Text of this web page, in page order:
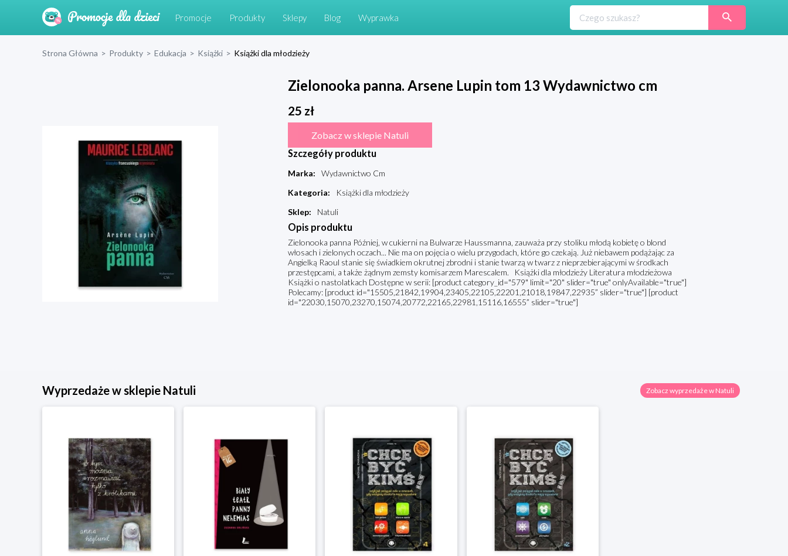
Promocje Produkty Sklepy Blog Wyprawka
Strona Główna > Produkty > Edukacja > Książki > Książki dla młodzieży
Zielonooka panna. Arsene Lupin tom 13 Wydawnictwo cm
25 zł
Zobacz w sklepie Natuli
Szczegóły produktu
Marka:
Wydawnictwo Cm
Kategoria:
Książki dla młodzieży
Sklep: Natuli
Opis produktu
Zielonooka panna Później, w cukierni na Bulwarze Haussmanna, zauważa przy stoliku młodą kobietę o blond
włosach i zielonych oczach... Nie ma on pojęcia o wielu przygodach, które go czekają. Już niebawem podążając za
Angielką Raoul stanie się świadkiem okrutnej zbrodni i stanie twarzą w twarz z nieprzebierającymi w środkach
przestępcami, a także żądnym zemsty komisarzem Marescalem. Książki dla młodzieży Literatura młodzieżowa
Książki o nastolatkach Dostępne w serii: [product category_id="579" limit="20" slider="true" onlyAvailable="true"]
Polecamy: [product id="15505,21842,19904,23405,22105,22201,21018,19847,22935” slider="true"] [product
id="22030,15070,23270,15074,20772,22165,22981,15116,16555” slider="true"]
Wyprzedaże w sklepie Natuli Zobacz wyprzedaże w Natuli